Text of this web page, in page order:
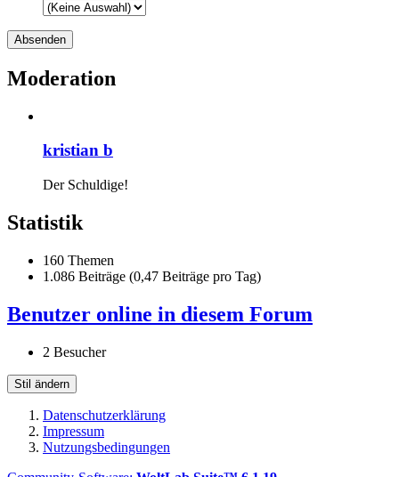
Moderation
kristian b
Der Schuldige!
Statistik
160 Themen
1.086 Beiträge (0,47 Beiträge pro Tag)
Benutzer online in diesem Forum
2 Besucher
Stil ändern
Datenschutzerklärung
Impressum
Nutzungsbedingungen